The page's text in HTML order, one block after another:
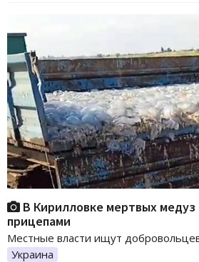
В Кирилловке мертвых
прицепами
Местные власти ищут
Украина